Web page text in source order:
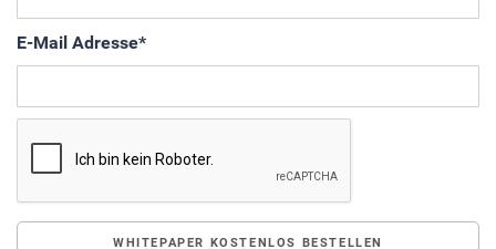
E-Mail Adresse*